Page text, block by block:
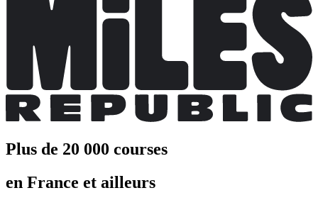
Plus de 20 000 courses
en France et ailleurs